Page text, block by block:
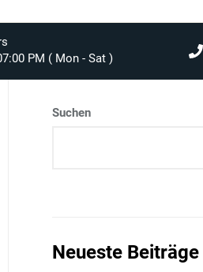
PM ( Mon - Sat )
Suchen
Neueste Beiträge